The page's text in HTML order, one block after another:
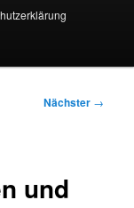
Nächster →
und